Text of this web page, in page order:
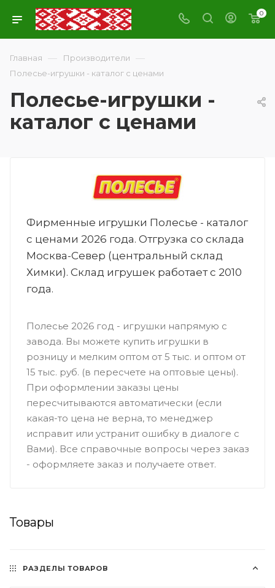
0
Главная — Производители —
Полесье-игрушки - каталог с ценами
Полесье-игрушки -
каталог с ценами
Фирменные игрушки Полесье - каталог
с ценами 2026 года. Отгрузка со склада
Москва-Север (центральный склад
Химки). Склад игрушек работает с 2010
года.
Полесье 2026 год - игрушки напрямую с
завода. Вы можете купить игрушки в
розницу и мелким оптом от 5 тыс. и оптом от
15 тыс. руб. (в пересчете на оптовые цены).
При оформлении заказы цены
пересчитываются автоматически (если
какая-то цена не верна, то менеджер
исправит или устранит ошибку в диалоге с
Вами). Все справочные вопросы через заказ
- оформляете заказ и получаете ответ.
Товары
РАЗДЕЛЫ ТОВАРОВ